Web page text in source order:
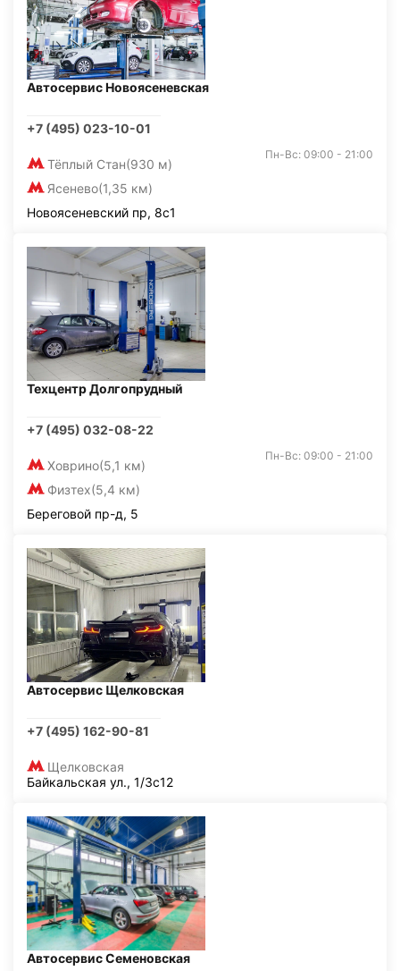
Автосервис Новоясеневская
+7 (495) 023-10-01
Тёплый Стан(930 м)
Ясенево(1,35 км)
Пн-Вс: 09:00 - 21:00
Новоясеневский пр, 8с1
Техцентр Долгопрудный
+7 (495) 032-08-22
Ховрино(5,1 км)
Физтех(5,4 км)
Пн-Вс: 09:00 - 21:00
Береговой пр-д, 5
Автосервис Щелковская
+7 (495) 162-90-81
Щелковская
Байкальская ул., 1/3с12
Автосервис Семеновская